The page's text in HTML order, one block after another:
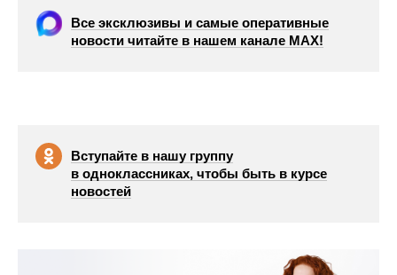
Все эксклюзивы и самые оперативные
новости читайте в нашем канале МАХ!
Вступайте в нашу группу
в одноклассниках, чтобы быть в курсе
новостей